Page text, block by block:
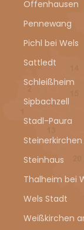
Offenhausen
Pennewang
Pichl bei Wels
Sattledt
Schleißheim
Sipbachzell
Stadl-Paura
Steinhaus
Thalheim bei
Wels Stadt
Weißkirchen